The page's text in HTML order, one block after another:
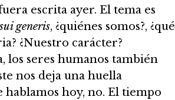
escrita ayer. El tema es
generis, ¿quiénes somos?, ¿qué
¿Nuestro carácter?
los seres humanos también
nos deja una huella
hoy, no. El tiempo